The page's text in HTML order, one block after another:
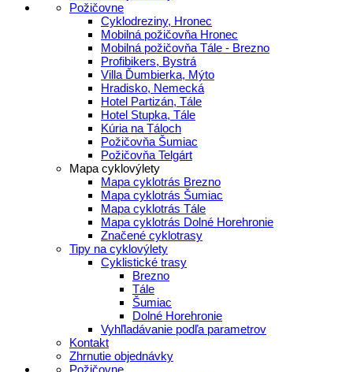
Požičovne
Cyklodreziny, Hronec
Mobilná požičovňa Hronec
Mobilná požičovňa Tále - Brezno
Profibikers, Bystrá
Villa Ďumbierka, Mýto
Hradisko, Nemecká
Hotel Partizán, Tále
Hotel Stupka, Tále
Kúria na Táloch
Požičovňa Šumiac
Požičovňa Telgárt
Mapa cyklovýlety
Mapa cyklotrás Brezno
Mapa cyklotrás Šumiac
Mapa cyklotrás Tále
Mapa cyklotrás Dolné Horehronie
Značené cyklotrasy
Tipy na cyklovýlety
Cyklistické trasy
Brezno
Tále
Šumiac
Dolné Horehronie
Vyhľladávanie podľa parametrov
Kontakt
Zhrnutie objednávky
Požičovne